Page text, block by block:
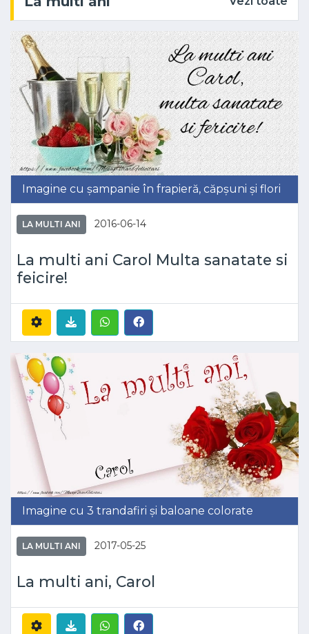
Imagine cu șampanie în frapieră, căpșuni și flori
LA MULTI ANI 2016-06-14
La multi ani Carol Multa sanatate si
feicire!
Imagine cu 3 trandafiri și baloane colorate
LA MULTI ANI 2017-05-25
La multi ani, Carol